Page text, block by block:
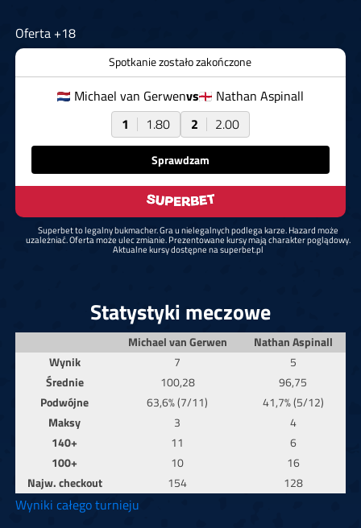
Oferta +18
Spotkanie zostało zakończone
Michael van Gerwenvs
Nathan Aspinall
1
1.80 2 2.00
Sprawdzam
Superbet to legalny bukmacher. Gra u nielegalnych podlega karze. Hazard może
uzależniać. Oferta może ulec zmianie. Prezentowane kursy mają charakter poglądowy.
Aktualne kursy dostępne na superbet.pl
Statystyki meczowe
Michael van Gerwen
Nathan Aspinall
Wynik
7
5
Średnie
100,28
96,75
Podwójne
63,6% (7/11)
41,7% (5/12)
Maksy
3
4
140+
11
6
100+
10
16
Najw. checkout
154 128
Wyniki całego turnieju